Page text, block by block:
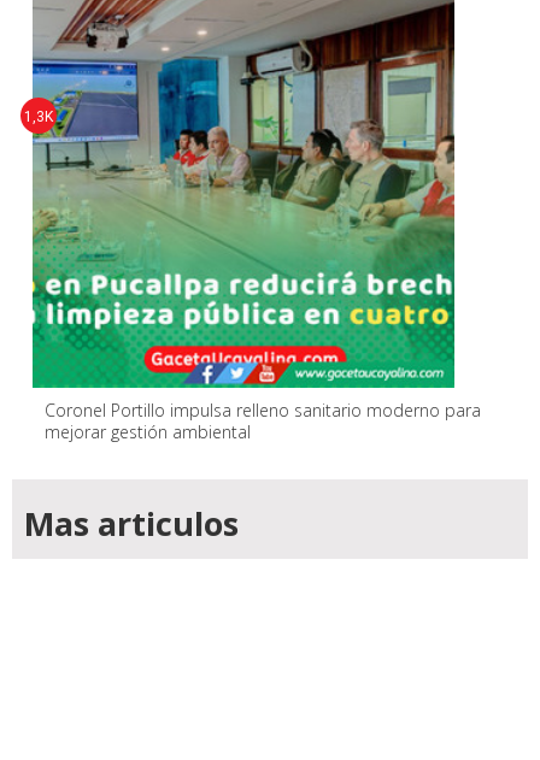
Coronel Portillo impulsa relleno sanitario moderno para
mejorar gestión ambiental
1,3K
Mas articulos